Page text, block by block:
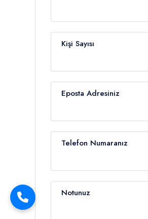
Kişi Sayısı
Eposta Adresiniz
Telefon Numaranız
Notunuz